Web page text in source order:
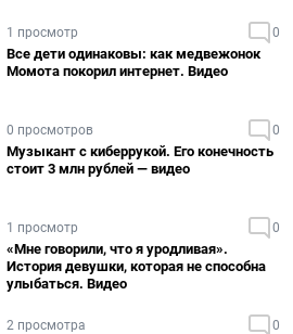
1 просмотр 0
Все дети одинаковы: как медвежонок
Момота покорил интернет. Видео
0 просмотров 0
Музыкант с киберрукой. Его конечность
стоит 3 млн рублей — видео
1 просмотр 0
«Мне говорили, что я уродливая».
История девушки, которая не способна
улыбаться. Видео
2 просмотра 0